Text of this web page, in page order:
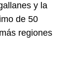
y la
de 50
regiones